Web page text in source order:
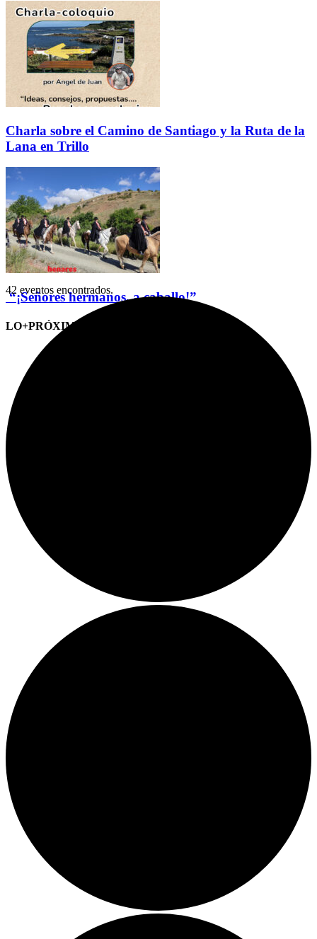
Charla sobre el Camino de Santiago y la Ruta de la
Lana en Trillo
“¡Señores hermanos, a caballo!”
LO+PRÓXIMO (CITAS)
42 eventos encontrados.